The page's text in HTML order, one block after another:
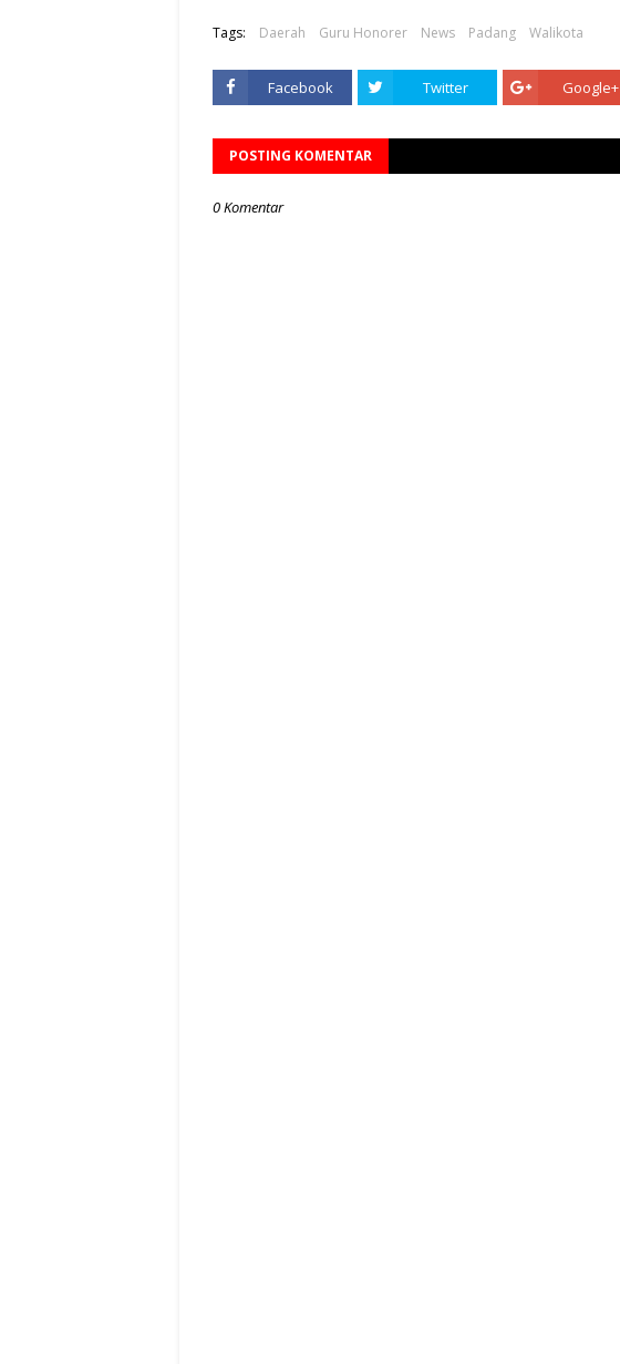
Tags: Daerah Guru Honorer News Padang Walikota
Facebook Twitter Google+
POSTING KOMENTAR
0 Komentar